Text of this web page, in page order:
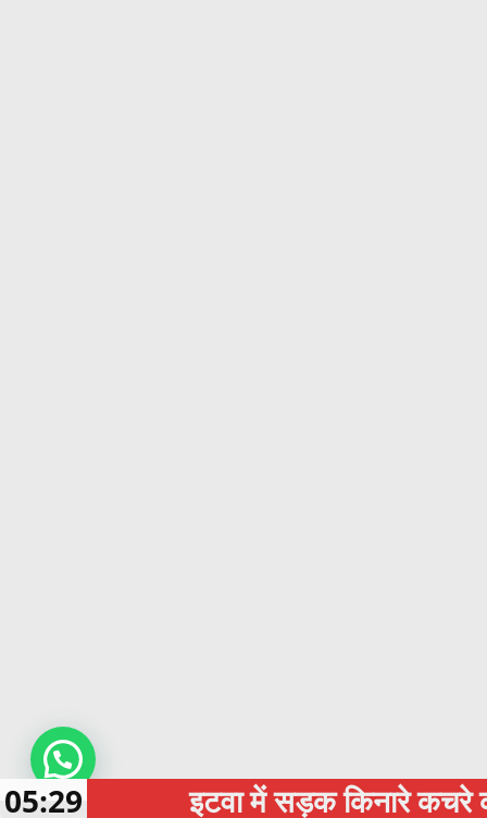
इटवा में सड़क किनारे कचरे का अंबार,
05:29